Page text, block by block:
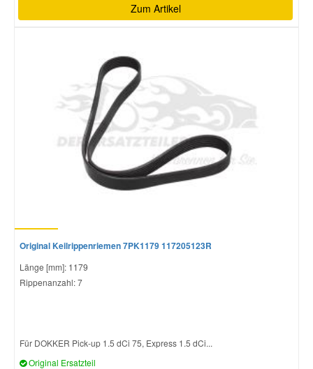
Zum Artikel
Original Keilrippenriemen 7PK1179 117205123R
Länge [mm]: 1179
Rippenanzahl: 7
Für DOKKER Pick-up 1.5 dCi 75, Express 1.5 dCi...
Original Ersatzteil